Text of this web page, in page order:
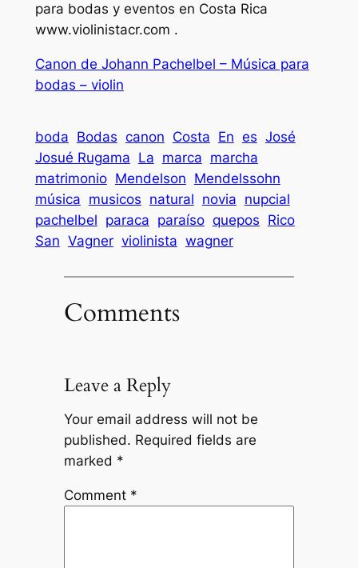
para bodas y eventos en Costa Rica
www.violinistacr.com .
Canon de Johann Pachelbel – Música para
bodas – violin
boda Bodas canon Costa En es José
Josué Rugama La marca marcha
matrimonio Mendelson Mendelssohn
música musicos natural novia nupcial
pachelbel paraca paraíso quepos Rico
San Vagner violinista wagner
Comments
Leave a Reply
Your email address will not be
published. Required fields are
marked *
Comment *